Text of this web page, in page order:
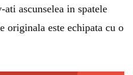
ati ascunselea in spatele
originala este echipata cu o